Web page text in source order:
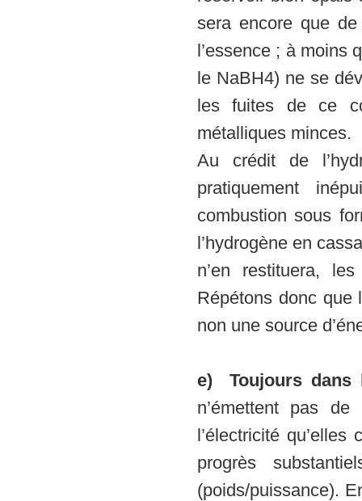
sera encore que
l’essence ; à moins
le NaBH4) ne se
les fuites de ce
métalliques minces.
Au crédit de
pratiquement
combustion sous
l’hydrogène en
n’en restituera,
Répétons donc que
non une source
e) Toujours dans
n’émettent pas
l’électricité
progrès
(poids/puissance).